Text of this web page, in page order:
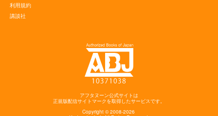
利用規約
講談社
アフタヌーン公式サイトは
正規版配信サイトマークを取得したサービスです。
Copyright © 2008-2026